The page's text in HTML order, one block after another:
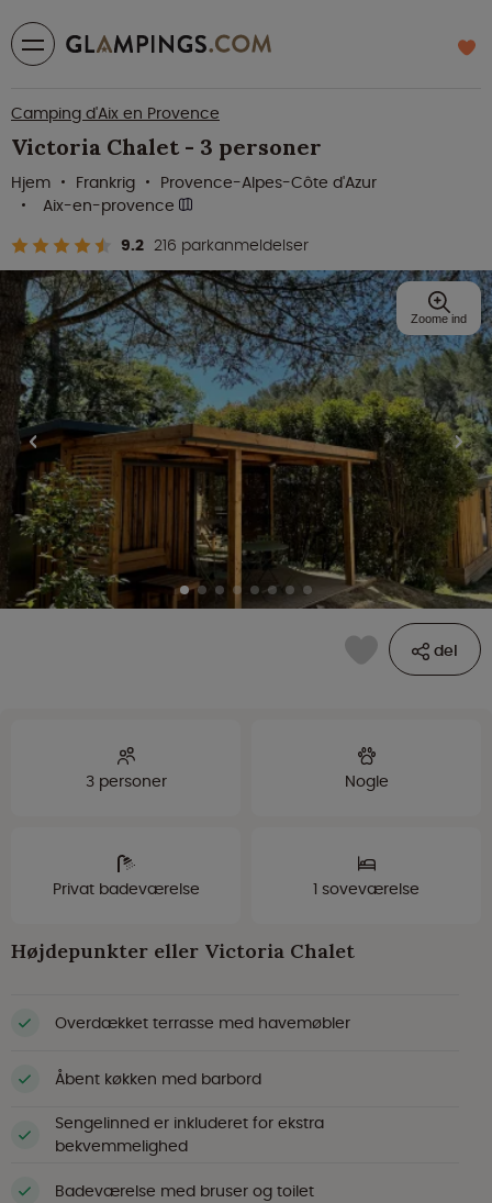
Camping d'Aix en Provence
Victoria Chalet - 3 personer
9.2 216 parkanmeldelser
Hjem Frankrig
Provence-Alpes-Côte d'Azur
Aix-en-provence
del
Zoome ind
3 personer Nogle
Privat badeværelse 1 soveværelse
Højdepunkter eller Victoria Chalet
Overdækket terrasse med havemøbler
Åbent køkken med barbord
Sengelinned er inkluderet for ekstra
bekvemmelighed
Badeværelse med bruser og toilet